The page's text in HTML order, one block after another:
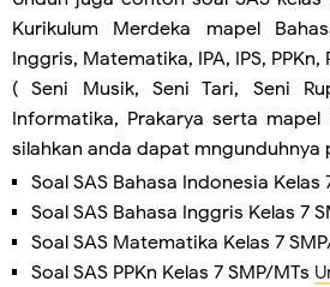
Kurikulum Merdeka mapel
Inggris, Matematika, IPA, IPS, PPKn,
( Seni Musik, Seni Tari, Seni
Informatika, Prakarya serta mapel
silahkan anda dapat
Soal SAS Bahasa Indonesia Kelas
Soal SAS Bahasa Inggris Kelas 7
Soal SAS Matematika Kelas 7
Soal SAS PPKn Kelas 7 SMP/MTs